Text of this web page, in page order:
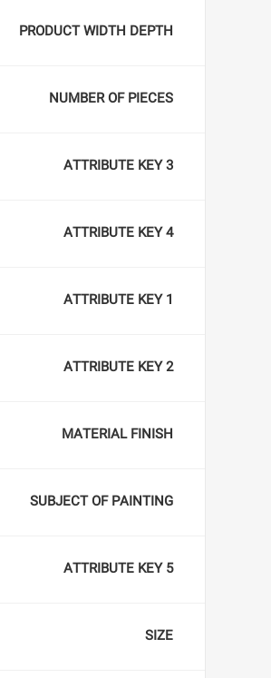
PRODUCT WIDTH DEPTH
NUMBER OF PIECES
ATTRIBUTE KEY 3
ATTRIBUTE KEY 4
ATTRIBUTE KEY 1
ATTRIBUTE KEY 2
MATERIAL FINISH
SUBJECT OF PAINTING
ATTRIBUTE KEY 5
SIZE